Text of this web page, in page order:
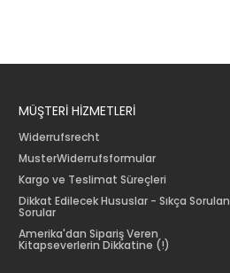
MÜŞTERİ HİZMETLERİ
Widerrufsrecht
MusterWiderrufsformular
Kargo ve Teslimat Süreçleri
Dikkat Edilecek Hususlar - Sıkça Sorulan
Sorular
Amerika'dan Sipariş Veren
Kitapseverlerin Dikkatine (!)